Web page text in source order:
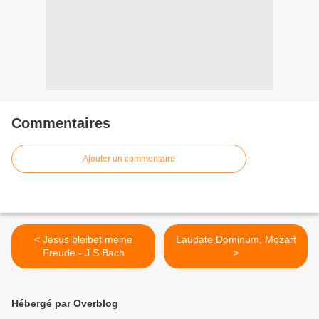
Commentaires
Ajouter un commentaire
< Jesus bleibet meine
Freude - J.S Bach
Laudate Dominum, Mozart
>
Hébergé par Overblog